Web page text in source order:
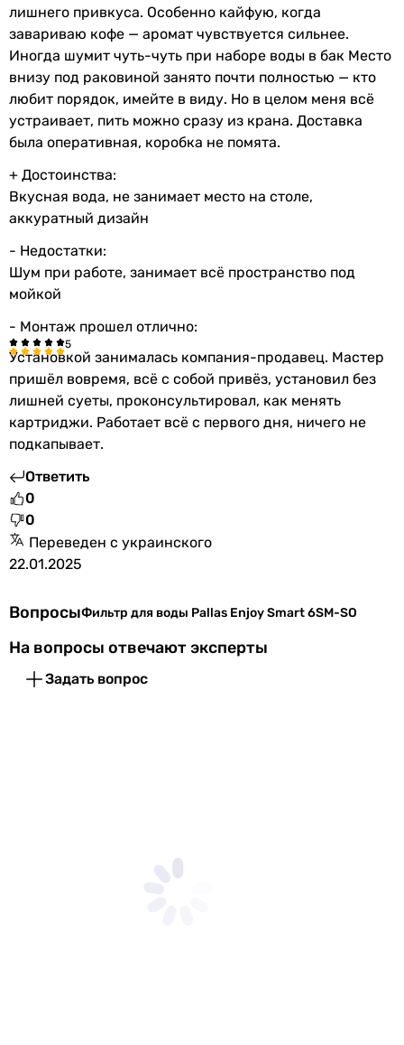
лишнего привкуса. Особенно кайфую, когда
завариваю кофе — аромат чувствуется сильнее.
Иногда шумит чуть-чуть при наборе воды в бак Место
внизу под раковиной занято почти полностью — кто
любит порядок, имейте в виду. Но в целом меня всё
устраивает, пить можно сразу из крана. Доставка
была оперативная, коробка не помята.
+ Достоинства:
Вкусная вода, не занимает место на столе,
аккуратный дизайн
- Недостатки:
Шум при работе, занимает всё пространство под
мойкой
- Монтаж прошел отлично:
Установкой занималась компания-продавец. Мастер
пришёл вовремя, всё с собой привёз, установил без
лишней суеты, проконсультировал, как менять
картриджи. Работает всё с первого дня, ничего не
подкапывает.
Ответить
0
0
Переведен с украинского
22.01.2025
ВопросыФильтр для воды Pallas Enjoy Smart 6SM-SO
На вопросы отвечают эксперты
Задать вопрос